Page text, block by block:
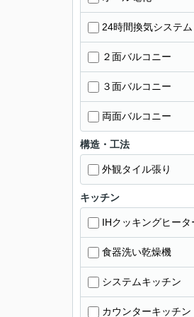
24時間換気システム
２面バルコニー
３面バルコニー
両面バルコニー
構造・工法
外観タイル張り
キッチン
IHクッキングヒータ
食器洗い乾燥機
システムキッチン
カウンターキッチン